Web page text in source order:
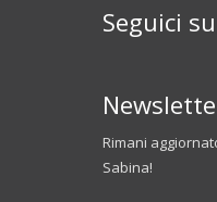
Seguici
Rimani
Sabina!